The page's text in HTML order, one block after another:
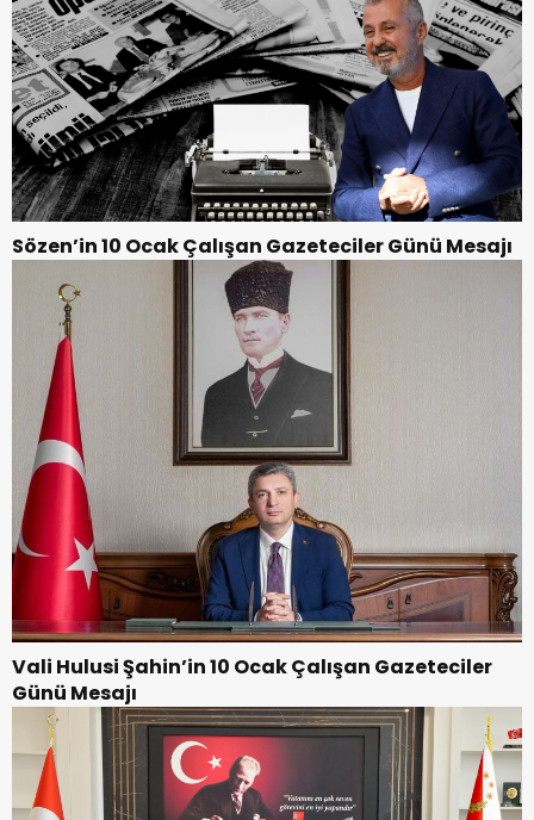
Sözen’in 10 Ocak Çalışan Gazeteciler Günü Mesajı
Vali Hulusi Şahin’in 10 Ocak Çalışan Gazeteciler
Günü Mesajı